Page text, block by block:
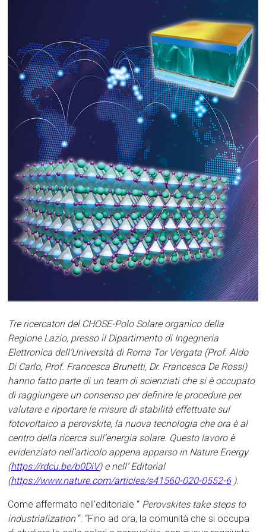
Tre ricercatori del CHOSE-Polo Solare organico della
Regione Lazio, presso il Dipartimento di Ingegneria
Elettronica dell’Università di Roma Tor Vergata (Prof. Aldo
Di Carlo, Prof. Francesca Brunetti, Dr. Francesca De Rossi)
hanno fatto parte di un team di scienziati che si è occupato
di raggiungere un consenso per definire le procedure per
valutare e riportare le misure di stabilità effettuate sul
fotovoltaico a perovskite, la nuova tecnologia che ora è al
centro della ricerca sull’energia solare. Questo lavoro è
evidenziato nell’articolo appena apparso in Nature Energy
(https://rdcu.be/b0DiV) e nell’ Editorial
(https://www.nature.com/articles/s41560-020-0552-6).
Come affermato nell’editoriale “ Perovskites take steps to
industrialization“: “Fino ad ora, la comunità che si occupa